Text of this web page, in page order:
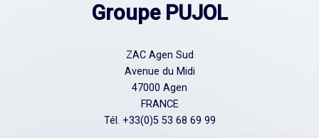
Groupe PUJOL
ZAC Agen Sud
Avenue du Midi
47000 Agen
FRANCE
Tél. +33(0)5 53 68 69 99